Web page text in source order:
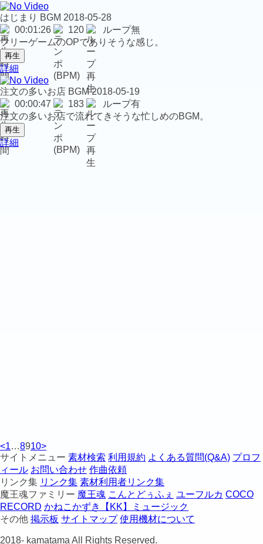
はじまり BGM 2018-05-28
00:01:26
120
ループ無
フリーゲームのOPでありそうな感じ。
再生
詳細
注文の多いお店 BGM 2018-05-19
00:00:47
183
ループ有
注文の多いお店で流れてきそうな忙しめのBGM。
再生
詳細
<1…8910>
サイトメニュー 素材検索 利用規約 よくある質問(Q&A) プロフ
ィール お問い合わせ 作曲依頼
リンク集 リンク集 素材利用者リンク集
魔王魂ファミリー 魔王魂 こんとどぅふぇ ユーフルカ COCO
RECORD かねこかずき【KK】ミュージック
その他 掲示板 サイトマップ 使用機材について
2018- kamatama All Rights Reserved.